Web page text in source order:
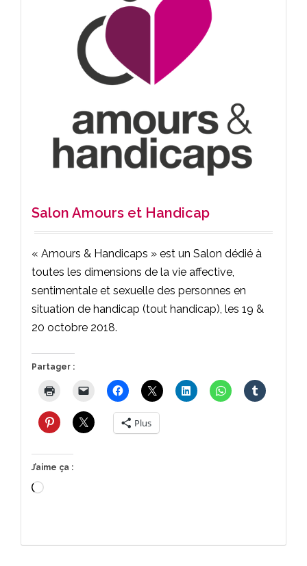
Salon Amours et Handicap
« Amours & Handicaps » est un Salon dédié à
toutes les dimensions de la vie affective,
sentimentale et sexuelle des personnes en
situation de handicap (tout handicap), les 19 &
20 octobre 2018.
Partager :
Plus
J’aime ça :
Chargement…